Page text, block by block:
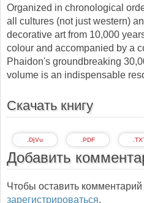
Organized in chronological
all cultures (not just western)
decorative art from 10,000
colour and accompanied by a
Phaidon's groundbreaking
volume is an indispensable
Скачать книгу
.PDF
.DjVu
Добавить
Чтобы оставить
зарегистрироваться.